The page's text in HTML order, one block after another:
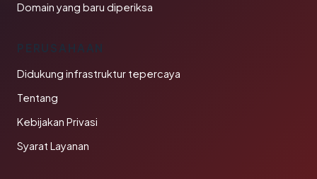
Domain yang baru diperiksa
PERUSAHAAN
Didukung infrastruktur tepercaya
Tentang
Kebijakan Privasi
Syarat Layanan